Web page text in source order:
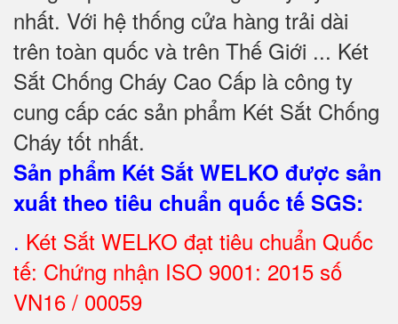
nhất. Với hệ thống cửa hàng trải dài
trên toàn quốc và trên Thế Giới ... Két
Sắt Chống Cháy Cao Cấp là công ty
cung cấp các sản phẩm Két Sắt Chống
Cháy tốt nhất.
Sản phẩm Két Sắt WELKO được sản
xuất theo tiêu chuẩn quốc tế SGS:
. Két Sắt WELKO đạt tiêu chuẩn Quốc
tế: Chứng nhận ISO 9001: 2015 số
VN16 / 00059